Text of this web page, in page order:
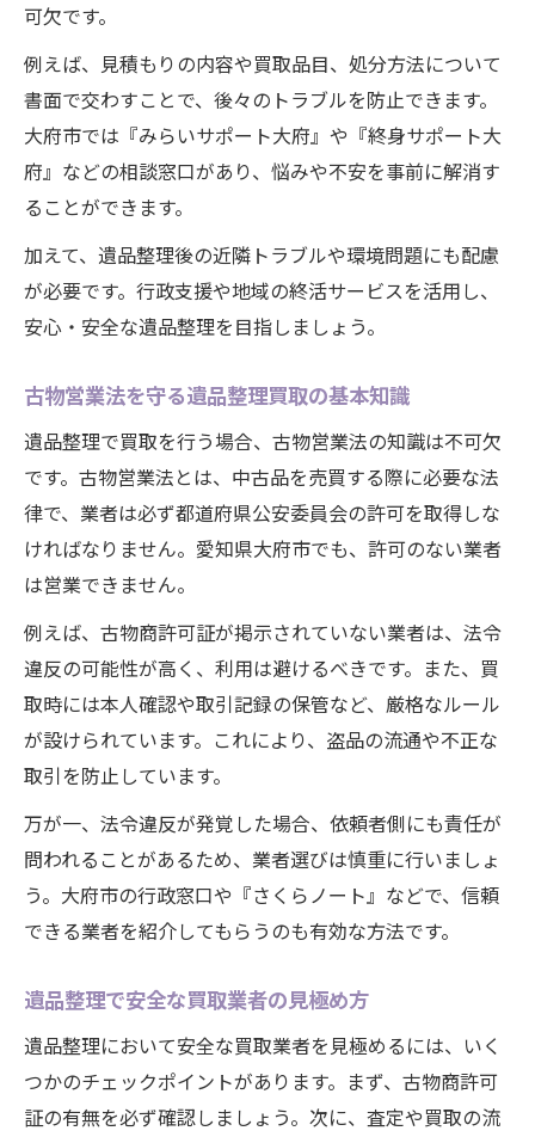
可欠です。
例えば、見積もりの内容や買取品目、処分方法について
書面で交わすことで、後々のトラブルを防止できます。
大府市では『みらいサポート大府』や『終身サポート大
府』などの相談窓口があり、悩みや不安を事前に解消す
ることができます。
加えて、遺品整理後の近隣トラブルや環境問題にも配慮
が必要です。行政支援や地域の終活サービスを活用し、
安心・安全な遺品整理を目指しましょう。
古物営業法を守る遺品整理買取の基本知識
遺品整理で買取を行う場合、古物営業法の知識は不可欠
です。古物営業法とは、中古品を売買する際に必要な法
律で、業者は必ず都道府県公安委員会の許可を取得しな
ければなりません。愛知県大府市でも、許可のない業者
は営業できません。
例えば、古物商許可証が掲示されていない業者は、法令
違反の可能性が高く、利用は避けるべきです。また、買
取時には本人確認や取引記録の保管など、厳格なルール
が設けられています。これにより、盗品の流通や不正な
取引を防止しています。
万が一、法令違反が発覚した場合、依頼者側にも責任が
問われることがあるため、業者選びは慎重に行いましょ
う。大府市の行政窓口や『さくらノート』などで、信頼
できる業者を紹介してもらうのも有効な方法です。
遺品整理で安全な買取業者の見極め方
遺品整理において安全な買取業者を見極めるには、いく
つかのチェックポイントがあります。まず、古物商許可
証の有無を必ず確認しましょう。次に、査定や買取の流